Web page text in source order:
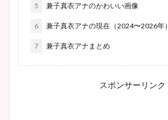
5 兼子真衣アナのかわいい画像
6 兼子真衣アナの現在（2024〜2026年）
7 兼子真衣アナまとめ
スポンサーリンク